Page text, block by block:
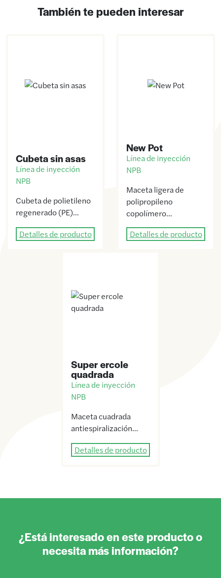
También te pueden interesar
Cubeta sin asas
Línea de inyección
NPB
Cubeta de polietileno
regenerado (PE)…
Detalles de producto
New Pot
Línea de inyección
NPB
Maceta ligera de
polipropileno
copolímero…
Detalles de producto
Super ercole
quadrada
Línea de inyección
NPB
Maceta cuadrada
antiespiralización…
Detalles de producto
¿Está interesado en este producto o
necesita más información?